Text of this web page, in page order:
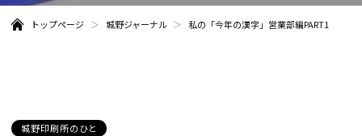
トップページ 城野ジャーナル 私の「今年の漢字」営業部編PART1
カ城野印刷所のひと